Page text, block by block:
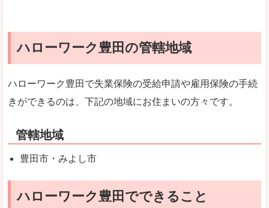
ハローワーク豊田の管轄地域
ハローワーク豊田で失業保険の受給申請や雇用保険の手続
きができるのは、下記の地域にお住まいの方々です。
管轄地域
豊田市・みよし市
ハローワーク豊田でできること